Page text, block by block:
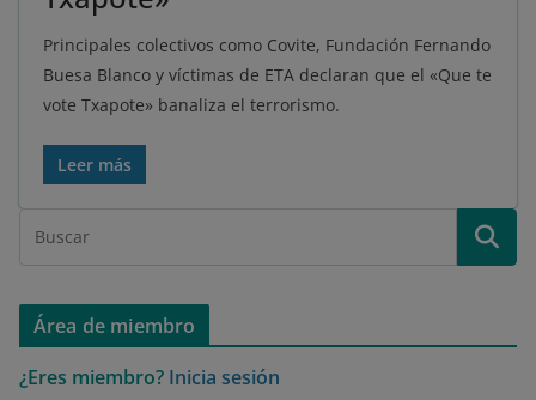
Principales colectivos como Covite, Fundación Fernando
Buesa Blanco y víctimas de ETA declaran que el «Que te
vote Txapote» banaliza el terrorismo.
Leer más
Área de miembro
¿Eres miembro? Inicia sesión